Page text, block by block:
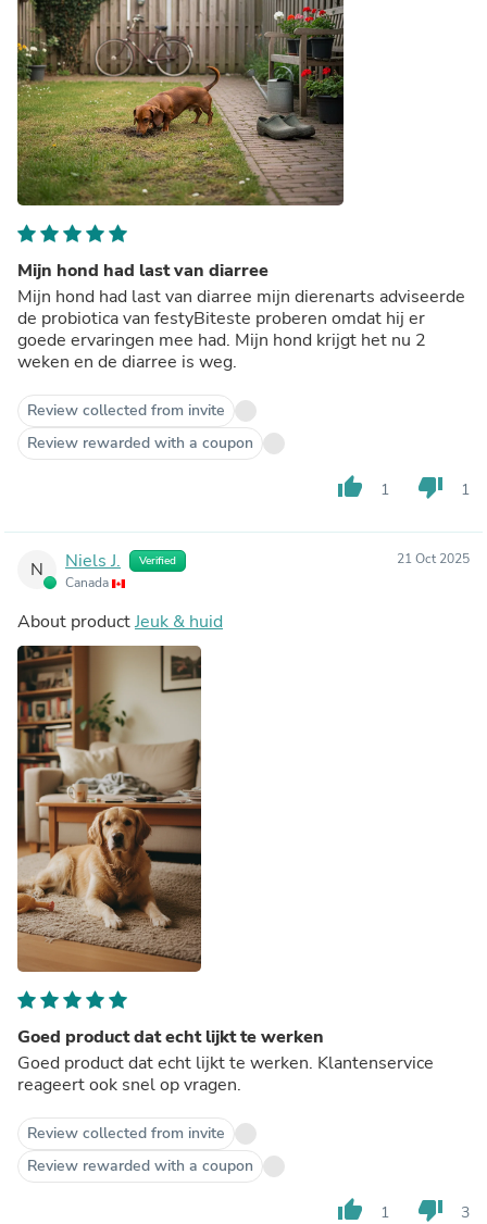
Mijn hond had last van diarree
Mijn hond had last van diarree mijn dierenarts adviseerde
de probiotica van festyBiteste proberen omdat hij er
goede ervaringen mee had. Mijn hond krijgt het nu 2
weken en de diarree is weg.
Review collected from invite
Review rewarded with a coupon
thumb_up 1 thumb_down 1
N Niels J. Verified
Canada
21 Oct 2025
About productJeuk & huid
Goed product dat echt lijkt te werken
Goed product dat echt lijkt te werken. Klantenservice
reageert ook snel op vragen.
Review collected from invite
Review rewarded with a coupon
thumb_up 1 thumb_down 3